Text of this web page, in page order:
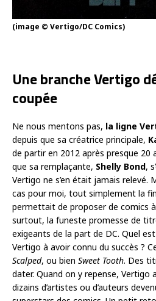
(image © Vertigo/DC Comics)
Une branche Vertigo
coupée
Ne nous mentons pas, la ligne
depuis que sa créatrice principale,
de partir en 2012 après presque 20
que sa remplaçante, Shelly Bond,
Vertigo ne s’en était jamais relevé.
cas pour moi, tout simplement la fin
permettait de proposer de comics
surtout, la funeste promesse de
exigeants de la part de DC. Quel
Vertigo à avoir connu du succès ?
Scalped, ou bien Sweet Tooth. Des
dater. Quand on y repense, Vertigo
dizains d’artistes ou d’auteurs